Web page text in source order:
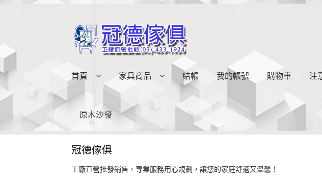
略
過
導
跳
至
內
首頁 家具商品 結帳 我的帳號 購物車 注
原木沙發
冠德傢俱
工廠直營批發銷售，專業服務用心規劃，讓您的家庭舒適又溫馨！